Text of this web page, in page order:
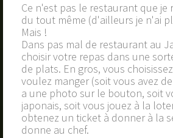
Ce n'est pas le restaurant que je
du tout même (d'ailleurs je n'ai
Mais !
Dans pas mal de restaurant au
choisir votre repas dans une
de plats. En gros, vous
voulez manger (soit vous avez
a une photo sur le bouton, soit
japonais, soit vous jouez à la
obtenez un ticket à donner à la
donne au chef.